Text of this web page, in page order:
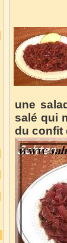
une
salé qui
du confit